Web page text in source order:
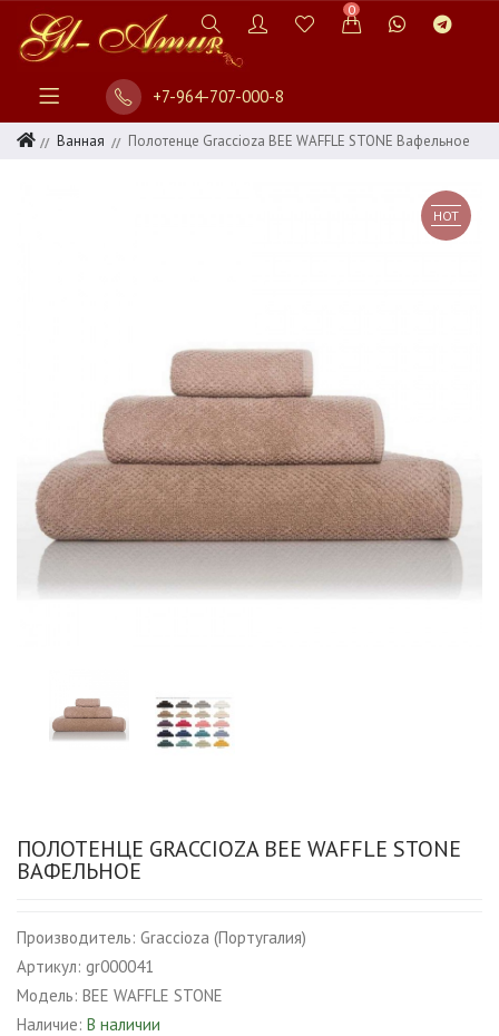
0
+7-964-707-000-8
Ванная Полотенце Graccioza BEE WAFFLE STONE Вафельное
HOT
ПОЛОТЕНЦЕ GRACCIOZA BEE WAFFLE STONE
ВАФЕЛЬНОЕ
Производитель: Graccioza (Португалия)
Артикул: gr000041
Модель: BEE WAFFLE STONE
Наличие: В наличии